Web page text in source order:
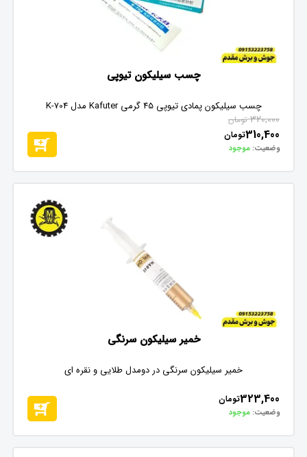
چسب سیلیکون تیوپی
چسب سیلیکون پمادی تیوپی 45 گرمی Kafuter مدل K-704
320,000 تومان
310,400تومان
وضعیت: موجود
خمیر سیلیکون سرنگی
خمیر سیلیکون سرنگی در دومدل طلایی و نقره ای
323,400تومان
وضعیت: موجود